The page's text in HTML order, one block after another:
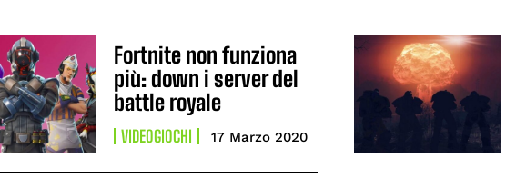
Fortnite non funziona
più: down i server del
battle royale
VIDEOGIOCHI 17 Marzo 2020